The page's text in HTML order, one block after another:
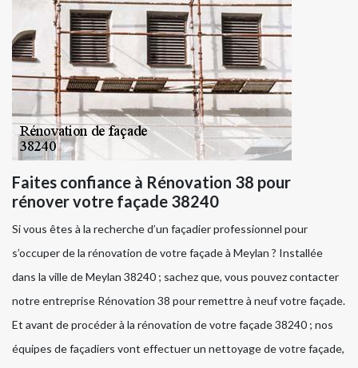
Faites confiance à Rénovation 38 pour
rénover votre façade 38240
Si vous êtes à la recherche d’un façadier professionnel pour
s’occuper de la rénovation de votre façade à Meylan ? Installée
dans la ville de Meylan 38240 ; sachez que, vous pouvez contacter
notre entreprise Rénovation 38 pour remettre à neuf votre façade.
Et avant de procéder à la rénovation de votre façade 38240 ; nos
équipes de façadiers vont effectuer un nettoyage de votre façade,